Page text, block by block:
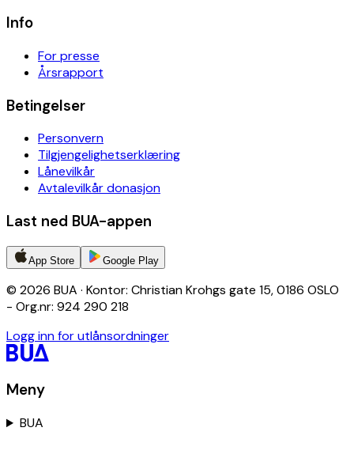
Info
For presse
Årsrapport
Betingelser
Personvern
Tilgjengelighetserklæring
Lånevilkår
Avtalevilkår donasjon
Last ned BUA-appen
App Store Google Play
© 2026 BUA · Kontor: Christian Krohgs gate 15, 0186 OSLO
- Org.nr: 924 290 218
Logg inn for utlånsordninger
Meny
BUA